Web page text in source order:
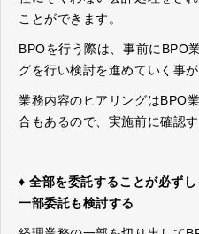
ことができます。
BPOを行う際は、事前にBPO
グを行い検討を進めていく事が
業務内容のヒアリングはBPO
合もあるので、実施前に確認
♦ 全部を委託することが必ず
一部委託も検討する